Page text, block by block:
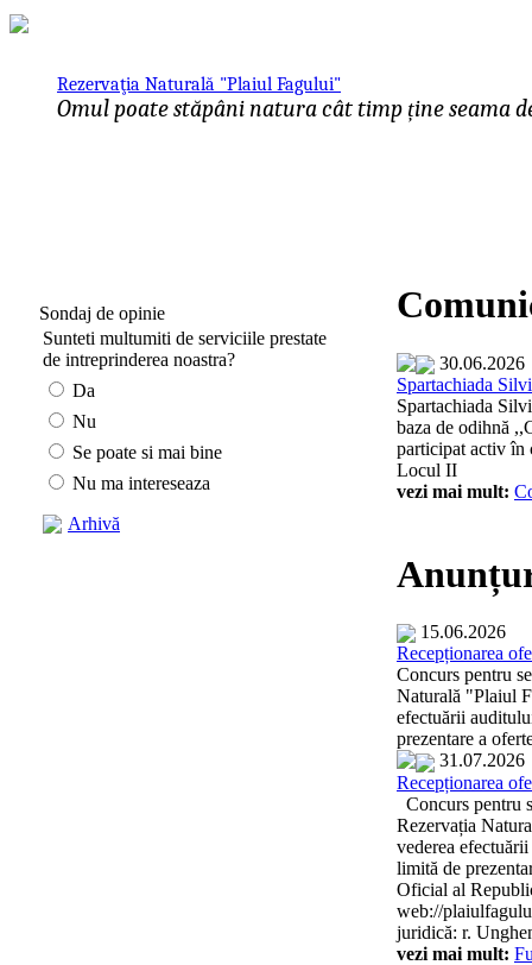
Rezervaţia Naturală "Plaiul Fagului"
Omul poate stăpâni natura cât timp ține seama
Sondaj de opinie
Sunteti multumiti de serviciile prestate
de intreprinderea noastra?
Da
Nu
Se poate si mai bine
Nu ma intereseaza
Arhivă
30.06.2026
Spartachiada
Spartachiada
baza de odihnă
participat activ în
Locul II
vezi mai mult:
15.06.2026
Recepționarea
Concurs pentru
Naturală "Plaiul
efectuării
prezentare a
31.07.2026
Recepționarea
Concurs pentru
Rezervația
vederea
limită de
Oficial al
web://
juridică: r.
vezi mai mult: